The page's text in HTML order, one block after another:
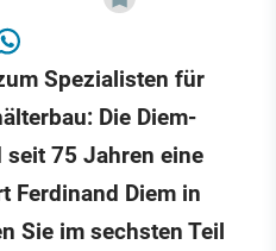
Spezialisten für
Die Diem-
75 Jahren eine
Ferdinand Diem in
Sie im sechsten Teil